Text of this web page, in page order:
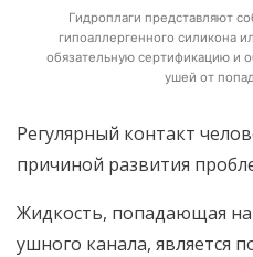
Гидроплаги представляют
гипоаллергенного силикона
обязательную сертификацию и
ушей от
Регулярный контакт
причиной развития
Жидкость, попадающая
ушного канала, является